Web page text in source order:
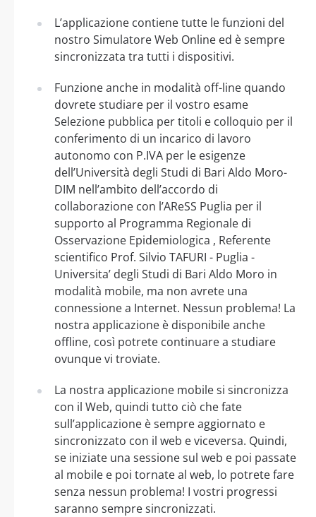
L’applicazione contiene tutte le funzioni del
nostro Simulatore Web Online ed è sempre
sincronizzata tra tutti i dispositivi.
Funzione anche in modalità off-line quando
dovrete studiare per il vostro esame
Selezione pubblica per titoli e colloquio per il
conferimento di un incarico di lavoro
autonomo con P.IVA per le esigenze
dell’Università degli Studi di Bari Aldo Moro-
DIM nell’ambito dell’accordo di
collaborazione con l’AReSS Puglia per il
supporto al Programma Regionale di
Osservazione Epidemiologica , Referente
scientifico Prof. Silvio TAFURI - Puglia -
Universita’ degli Studi di Bari Aldo Moro in
modalità mobile, ma non avrete una
connessione a Internet. Nessun problema! La
nostra applicazione è disponibile anche
offline, così potrete continuare a studiare
ovunque vi troviate.
La nostra applicazione mobile si sincronizza
con il Web, quindi tutto ciò che fate
sull’applicazione è sempre aggiornato e
sincronizzato con il web e viceversa. Quindi,
se iniziate una sessione sul web e poi passate
al mobile e poi tornate al web, lo potrete fare
senza nessun problema! I vostri progressi
saranno sempre sincronizzati.